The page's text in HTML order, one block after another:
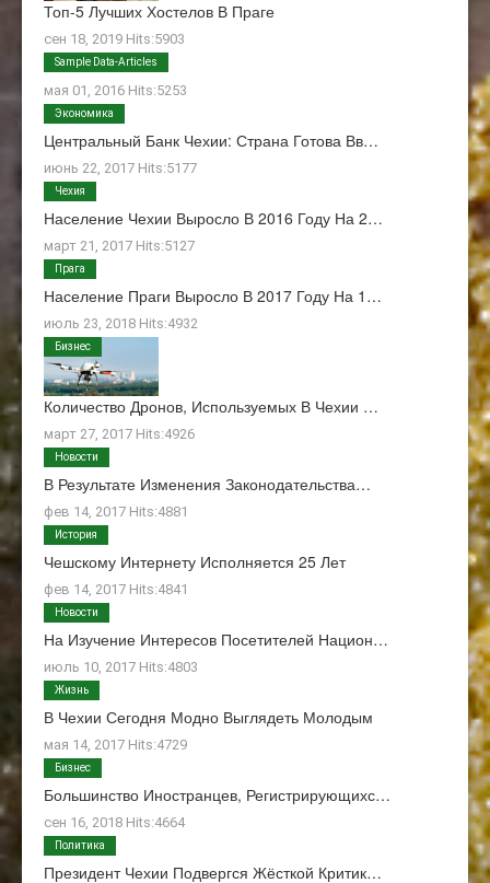
Топ-5 Лучших Хостелов В Праге
сен 18, 2019 Hits:5903
О Нас
мая 01, 2016 Hits:5253
Sample Data-Articles
Центральный Банк Чехии: Страна Готова Вв…
июнь 22, 2017 Hits:5177
Экономика
Население Чехии Выросло В 2016 Году На 2…
март 21, 2017 Hits:5127
Чехия
Население Праги Выросло В 2017 Году На 1…
июль 23, 2018 Hits:4932
Прага
Количество Дронов, Используемых В Чехии …
март 27, 2017 Hits:4926
Бизнес
В Результате Изменения Законодательства…
фев 14, 2017 Hits:4881
Новости
Чешскому Интернету Исполняется 25 Лет
фев 14, 2017 Hits:4841
История
На Изучение Интересов Посетителей Национ…
июль 10, 2017 Hits:4803
Новости
В Чехии Сегодня Модно Выглядеть Молодым
мая 14, 2017 Hits:4729
Жизнь
Большинство Иностранцев, Регистрирующихс…
сен 16, 2018 Hits:4664
Бизнес
Президент Чехии Подвергся Жёсткой Критик…
Политика